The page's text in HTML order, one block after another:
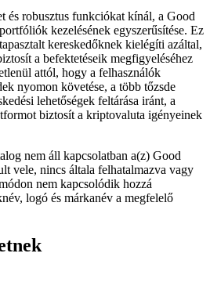
és robusztus funkciókat kínál, a Good
kezelésének egyszerűsítése. Ez
kereskedőknek kielégíti azáltal,
a befektetéseik megfigyeléséhez
attól, hogy a felhasználók
nyomon követése, a több tőzsde
lehetőségek feltárása iránt, a
biztosít a kriptovaluta igényeinek
nem áll kapcsolatban a(z) Good
vele, nincs általa felhatalmazva vagy
nem kapcsolódik hozzá
logó és márkanév a megfelelő